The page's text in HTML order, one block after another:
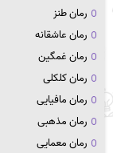
رمان طنز
رمان عاشقانه
رمان غمگین
رمان کلکلی
رمان مافیایی
رمان مذهبی
رمان معمایی